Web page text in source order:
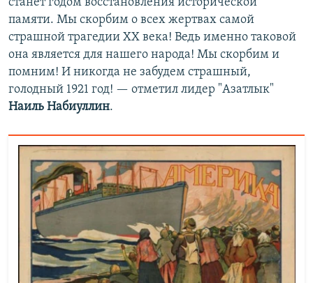
памяти. Мы скорбим о всех жертвах самой
страшной трагедии ХХ века! Ведь именно таковой
она является для нашего народа! Мы скорбим и
помним! И никогда не забудем страшный,
голодный 1921 год! — отметил лидер "Азатлык"
Наиль Набиуллин.